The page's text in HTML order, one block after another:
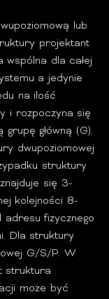
lub
projektant
dla całej
a jedynie
na ilość
i rozpoczyna się
główną (G).
dwupoziomowej
struktury
się 3-
kolejności 8-
fizycznego
Dla struktury
G/S/P. W
struktura
może być